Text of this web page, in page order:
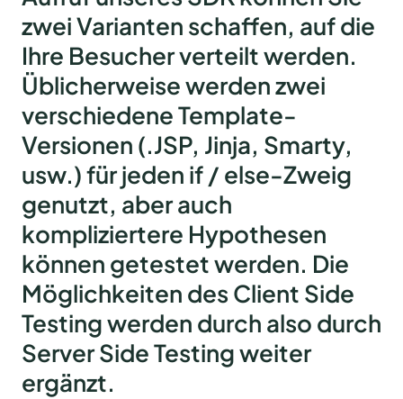
zwei Varianten schaffen, auf die
Ihre Besucher verteilt werden.
Üblicherweise werden zwei
verschiedene Template-
Versionen (.JSP, Jinja, Smarty,
usw.) für jeden if / else-Zweig
genutzt, aber auch
kompliziertere Hypothesen
können getestet werden. Die
Möglichkeiten des Client Side
Testing werden durch also durch
Server Side Testing weiter
ergänzt.